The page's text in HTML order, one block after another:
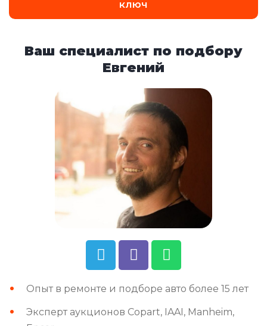
ключ
Ваш специалист по подбору
Евгений
Опыт в ремонте и подборе авто более 15 лет
Эксперт аукционов Copart, IAAI, Manheim,